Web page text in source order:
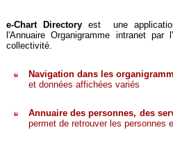
e-Chart Directory est une
l'Annuaire Organigramme intranet
collectivité.
Navigation dans les
et données affichées variés
Annuaire des personnes, des
permet de retrouver les personnes